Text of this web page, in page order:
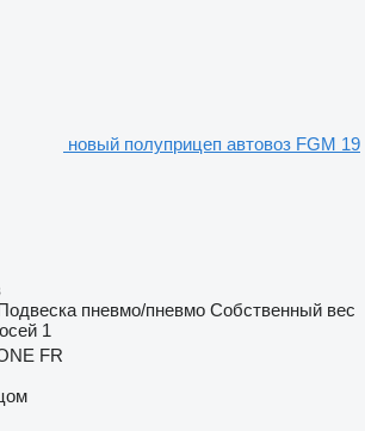
новый полуприцеп автовоз FGM 19
пневмо/пневмо Собственный вес
1
FR